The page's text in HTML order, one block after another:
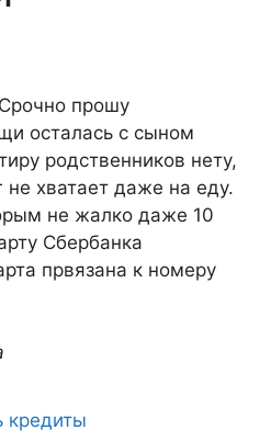
прошу
осталась с сыном
родственников нету,
не хватает даже на еду.
не жалко даже 10
Сбербанка
првязана к номеру
кредиты